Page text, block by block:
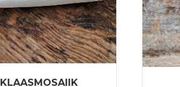
KLAASMOSAIIK